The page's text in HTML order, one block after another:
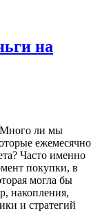
на
Много ли мы
ежемесячно
Часто именно
покупки, в
могла бы
накопления,
и стратегий